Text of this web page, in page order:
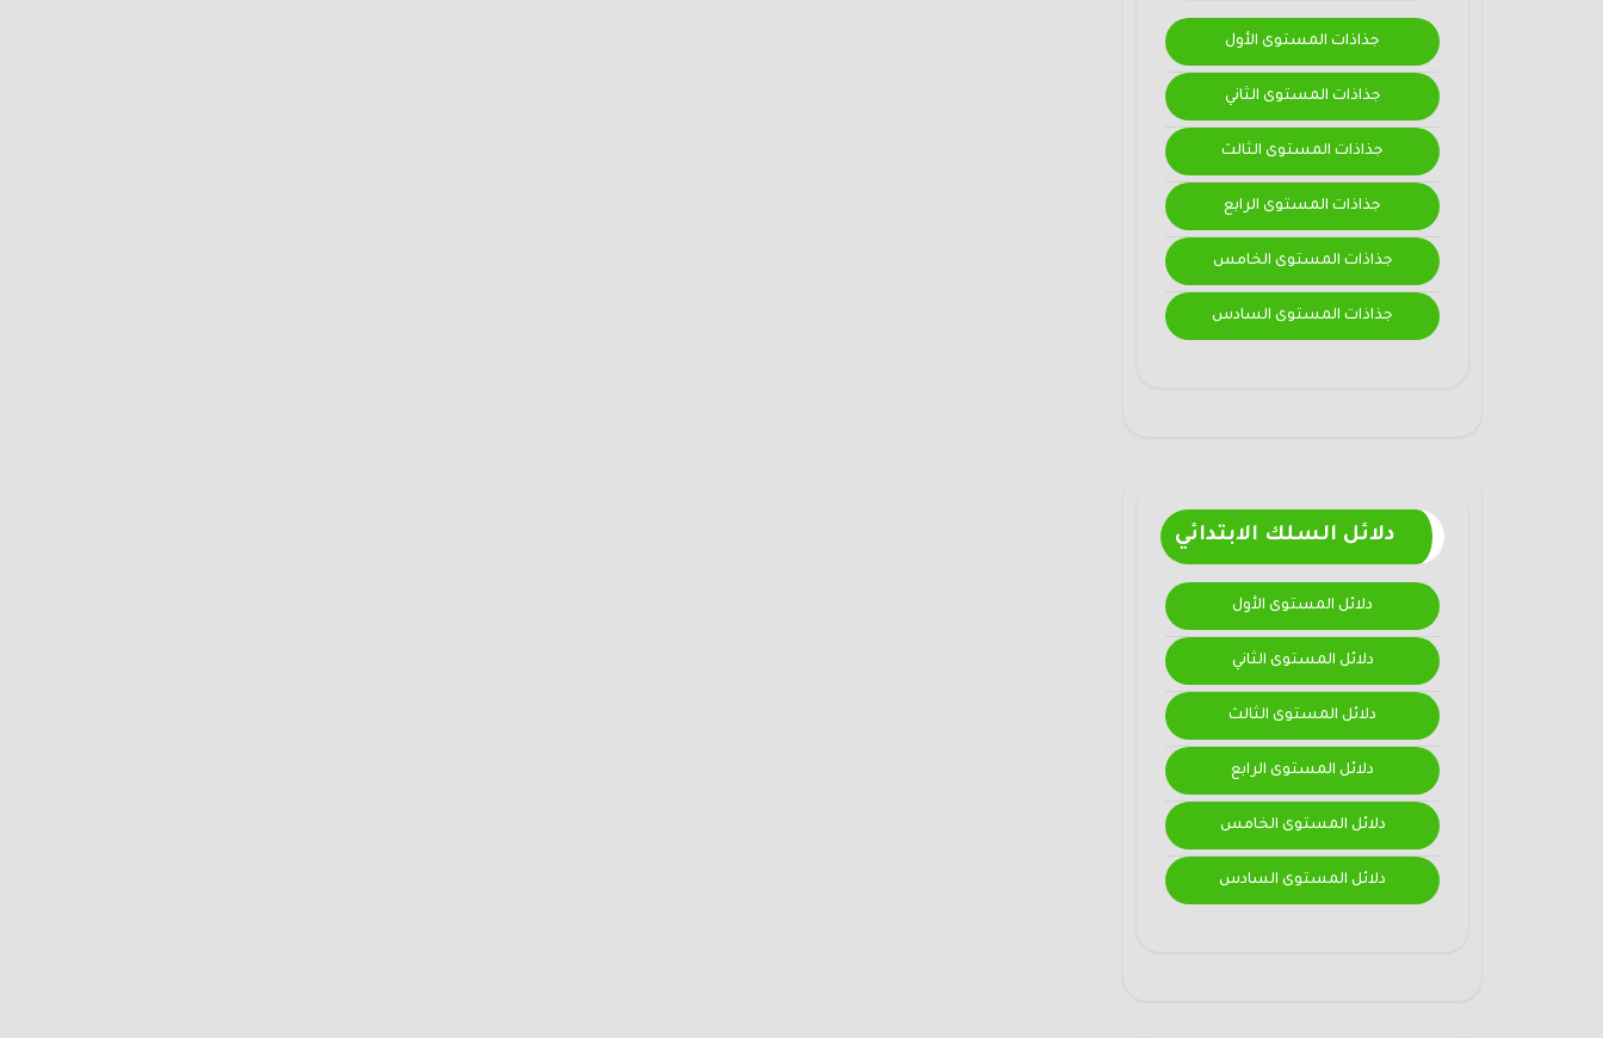
جذاذات المستوى الأول
جذاذات المستوى الثاني
جذاذات المستوى الثالث
جذاذات المستوى الرابع
جذاذات المستوى الخامس
جذاذات المستوى السادس
دلائل السلك الابتدائي
دلائل المستوى الأول
دلائل المستوى الثاني
دلائل المستوى الثالث
دلائل المستوى الرابع
دلائل المستوى الخامس
دلائل المستوى السادس